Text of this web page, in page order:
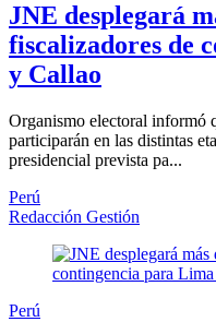
JNE desplegará
fiscalizadores de
y Callao
Organismo electoral informó
participarán en las distintas
presidencial prevista pa...
Perú
Redacción Gestión
Perú